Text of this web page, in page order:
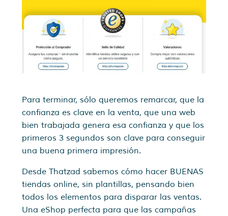
Para terminar, sólo queremos remarcar, que la
confianza es clave en la venta, que una web
bien trabajada genera esa confianza y que los
primeros 3 segundos son clave para conseguir
una buena primera impresión.
Desde Thatzad sabemos cómo hacer BUENAS
tiendas online, sin plantillas, pensando bien
todos los elementos para disparar las ventas.
Una eShop perfecta para que las campañas